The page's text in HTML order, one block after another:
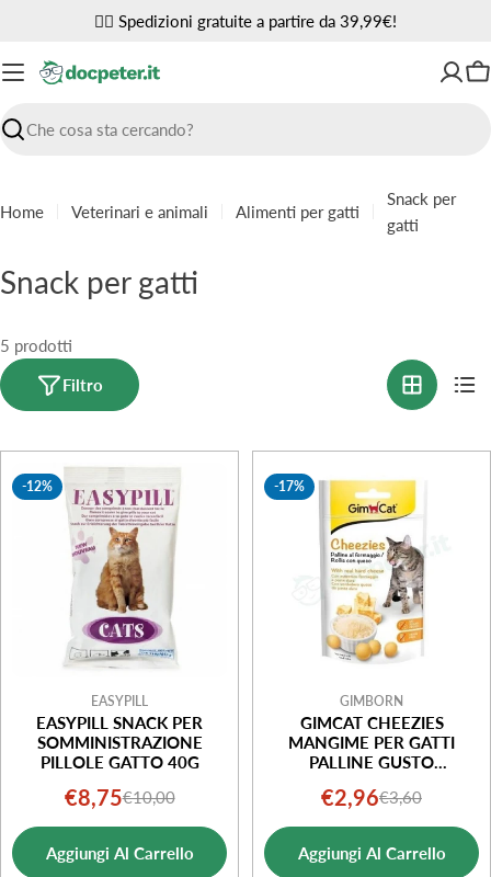
contenuto
✌🏼 Spedizioni gratuite a partire da 39,99€!
Ricerca
Home Veterinari e animali Alimenti per gatti
Snack per
gatti
C
l
l
z
Snack per gatti
5 prodotti
Filtro
-12%
EASYPILL
EASYPILL SNACK PER
SOMMINISTRAZIONE
PILLOLE GATTO 40G
Prezzo
di
vendita
€8,75Prezzo
normale
€10,00
Aggiungi Al Carrello
-17%
GIMBORN
GIMCAT CHEEZIES
MANGIME PER GATTI
PALLINE GUSTO
Prezzo
di
vendita
€2,96Prezzo
normale
€3,60
Aggiungi Al Carrello